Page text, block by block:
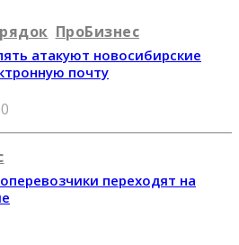
ПроБизнес
атакуют новосибирские
почту
переходят на